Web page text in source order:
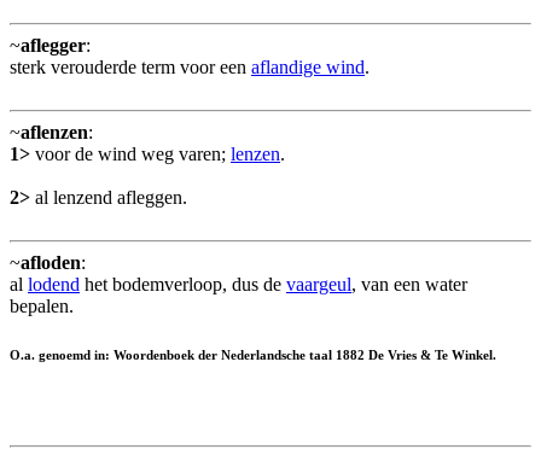
~aflegger:
sterk verouderde term voor een aflandige wind.
~aflenzen:
1> voor de wind weg varen; lenzen.
2> al lenzend afleggen.
~afloden:
al lodend het bodemverloop, dus de vaargeul, van een water
bepalen.
O.a. genoemd in: Woordenboek der Nederlandsche taal 1882 De Vries & Te Winkel.